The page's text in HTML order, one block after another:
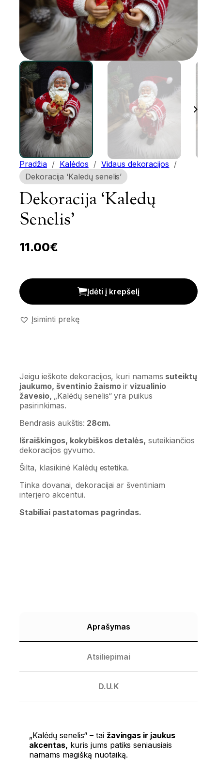
Pradžia / Kalėdos / Vidaus dekoracijos /
Dekoracija ‘Kaledų senelis’
Dekoracija ‘Kaledų
Senelis’
11.00€
Dekoracija 'Kaledų senelis' kiekis
Įdėti į krepšelį
Įsiminti prekę
Jeigu ieškote dekoracijos, kuri namams suteiktų
jaukumo, šventinio žaismoir vizualinio
žavesio, „Kalėdų senelis“yra puikus
pasirinkimas.
Bendrasis aukštis: 28cm.
Išraiškingos, kokybiškos detalės, suteikiančios
dekoracijos gyvumo.
Šilta, klasikinė Kalėdų estetika.
Tinka dovanai, dekoracijai ar šventiniam
interjero akcentui.
Stabiliai pastatomas pagrindas.
Aprašymas
Atsiliepimai
D.U.K
„Kalėdų senelis“– tai žavingas ir jaukus
akcentas, kuris jums patiks seniausiais
namams magišką nuotaiką.